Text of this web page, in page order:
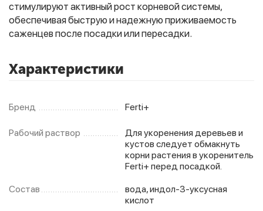
стимулируют активный рост корневой системы,
обеспечивая быструю и надежную приживаемость
саженцев после посадки или пересадки.
Характеристики
Бренд Ferti+
Рабочий раствор
Для укоренения деревьев и
кустов следует обмакнуть
корни растения в укоренитель
Ferti+ перед посадкой.
Состав
вода, индол-3-уксусная
кислот